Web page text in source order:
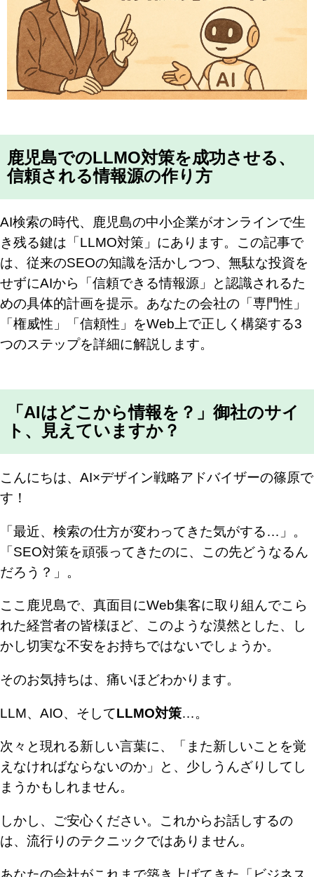
鹿児島でのLLMO対策を成功させる、
信頼される情報源の作り方
AI検索の時代、鹿児島の中小企業がオンラインで生
き残る鍵は「LLMO対策」にあります。この記事で
は、従来のSEOの知識を活かしつつ、無駄な投資を
せずにAIから「信頼できる情報源」と認識されるた
めの具体的計画を提示。あなたの会社の「専門性」
「権威性」「信頼性」をWeb上で正しく構築する3
つのステップを詳細に解説します。
「AIはどこから情報を？」御社のサイ
ト、見えていますか？
こんにちは、AI×デザイン戦略アドバイザーの篠原で
す！
「最近、検索の仕方が変わってきた気がする…」。
「SEO対策を頑張ってきたのに、この先どうなるん
だろう？」。
ここ鹿児島で、真面目にWeb集客に取り組んでこら
れた経営者の皆様ほど、このような漠然とした、し
かし切実な不安をお持ちではないでしょうか。
そのお気持ちは、痛いほどわかります。
LLM、AIO、そしてLLMO対策…。
次々と現れる新しい言葉に、「また新しいことを覚
えなければならないのか」と、少しうんざりしてし
まうかもしれません。
しかし、ご安心ください。これからお話しするの
は、流行りのテクニックではありません。